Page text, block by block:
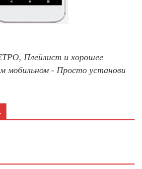
Плейлист и хорошее
мобильном - Просто установи